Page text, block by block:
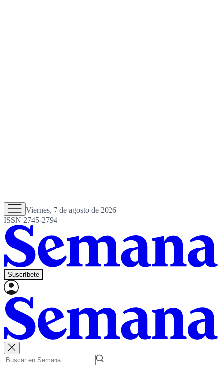
Viernes, 7 de agosto de 2026
ISSN 2745-2794
Suscríbete